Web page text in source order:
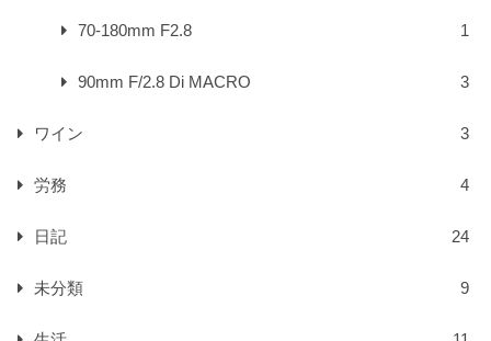
70-180mm F2.8 1
90mm F/2.8 Di MACRO 3
ワイン 3
労務 4
日記 24
未分類 9